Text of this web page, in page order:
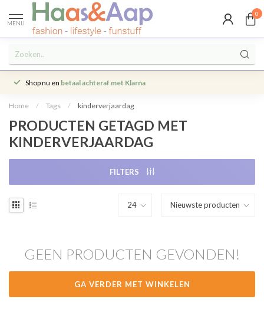
MENU
0
Shop nu en betaal achteraf met Klarna
Home / Tags / kinderverjaardag
PRODUCTEN GETAGD MET
KINDERVERJAARDAG
FILTERS
GEEN PRODUCTEN GEVONDEN!
GA VERDER MET WINKELEN